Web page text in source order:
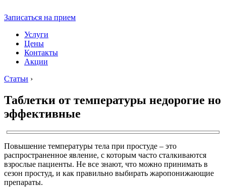
Записаться на прием
Услуги
Цены
Контакты
Акции
Статьи ›
Таблетки от температуры недорогие но
эффективные
Повышение температуры тела при простуде – это
распространенное явление, с которым часто сталкиваются
взрослые пациенты. Не все знают, что можно принимать в
сезон простуд, и как правильно выбирать жаропонижающие
препараты.